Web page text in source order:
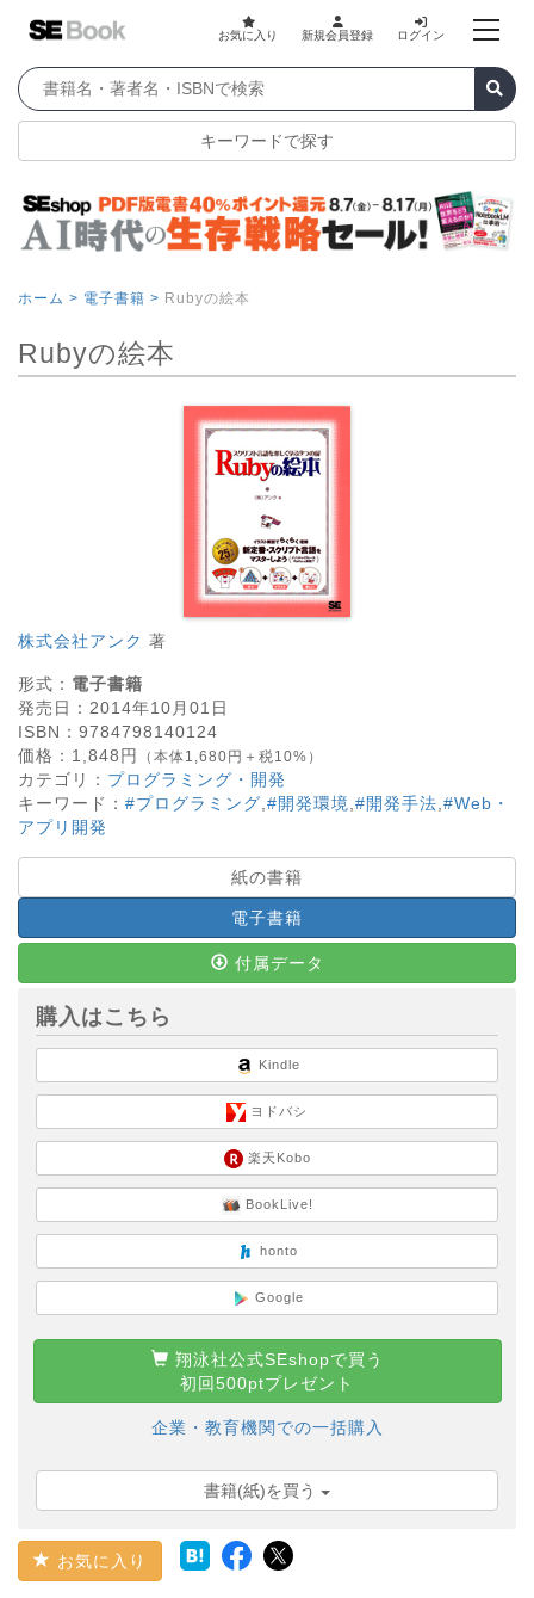
お気に入り 新規会員登録 ログイン
キーワードで探す
ホーム > 電子書籍 > Rubyの絵本
Rubyの絵本
株式会社アンク 著
形式： 電子書籍
発売日： 2014年10月01日
ISBN： 9784798140124
価格： 1,848 円 （本体1,680円＋税10%）
カテゴリ： プログラミング・開発
キーワード： #プログラミング #開発環境 #開発手法 #Web・
アプリ開発
紙の書籍
電子書籍
付属データ
購入はこちら
Kindle
ヨドバシ
楽天Kobo
BookLive!
honto
Google
翔泳社公式SEshopで買う
初回500ptプレゼント
企業・教育機関での一括購入
書籍(紙)を買う
お気に入り